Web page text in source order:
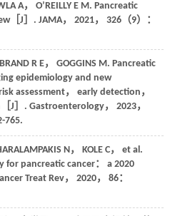
A， O’REILLY E M. Pancreatic
［J］. JAMA， 2021， 326（9）：
BRAND R E， GOGGINS M. Pancreatic
epidemiology and new
assessment， early detection，
J］. Gastroenterology， 2023，
765.
N， KOLE C， et al.
for pancreatic cancer： a 2020
Treat Rev， 2020， 86：